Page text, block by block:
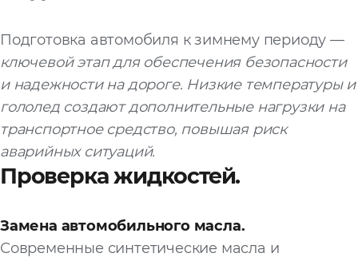
Подготовка автомобиля к зимнему периоду —
ключевой этап для обеспечения безопасности
и надежности на дороге. Низкие температуры и
гололед создают дополнительные нагрузки на
транспортное средство, повышая риск
аварийных ситуаций.
Проверка жидкостей.
Замена автомобильного масла.
Современные синтетические масла и
Согласен с
политикой
и наобработку моих